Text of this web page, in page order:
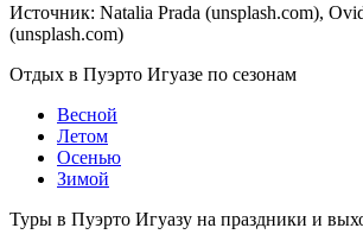
Источник: Natalia Prada (unsplash.com),
(unsplash.com)
Отдых в Пуэрто Игуазе по сезонам
Весной
Летом
Осенью
Зимой
Туры в Пуэрто Игуазу на праздники и